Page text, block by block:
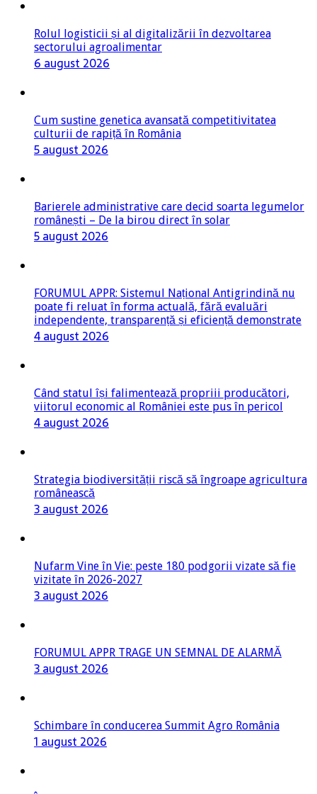
Rolul logisticii și al digitalizării în dezvoltarea
sectorului agroalimentar
6 august 2026
Cum susține genetica avansată competitivitatea
culturii de rapiță în România
5 august 2026
Barierele administrative care decid soarta legumelor
românești – De la birou direct în solar
5 august 2026
FORUMUL APPR: Sistemul Național Antigrindină nu
poate fi reluat în forma actuală, fără evaluări
independente, transparență și eficiență demonstrate
4 august 2026
Când statul își falimentează propriii producători,
viitorul economic al României este pus în pericol
4 august 2026
Strategia biodiversității riscă să îngroape agricultura
românească
3 august 2026
Nufarm Vine în Vie: peste 180 podgorii vizate să fie
vizitate în 2026-2027
3 august 2026
FORUMUL APPR TRAGE UN SEMNAL DE ALARMĂ
3 august 2026
Schimbare în conducerea Summit Agro România
1 august 2026